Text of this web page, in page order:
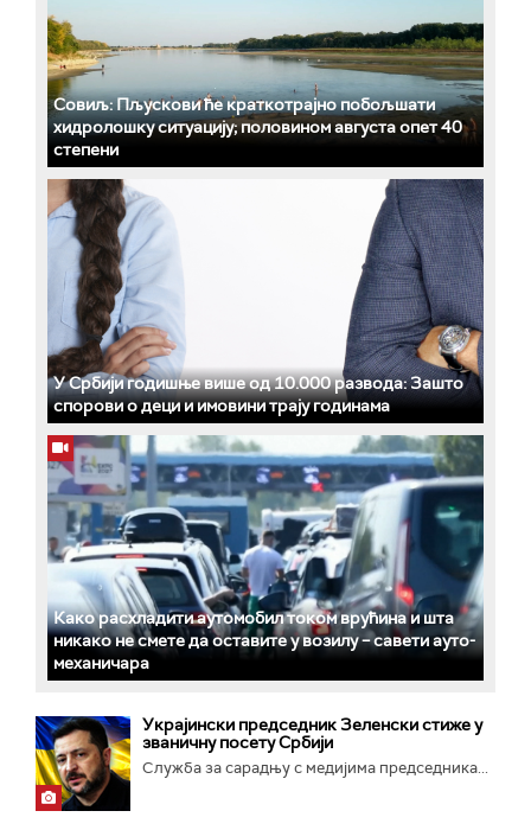
Совиљ: Пљускови ће краткотрајно побољшати
хидролошку ситуацију; половином августа опет 40
степени
У Србији годишње више од 10.000 развода: Зашто
спорови о деци и имовини трају годинама
Како расхладити аутомобил током врућина и шта
никако не смете да оставите у возилу – савети ауто-
механичара
Украјински председник Зеленски стиже у
званичну посету Србији
Служба за сарадњу с медијима председника...